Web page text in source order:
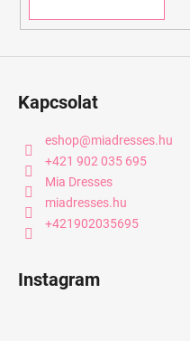
Kapcsolat
eshop@miadresses.hu
+421 902 035 695
Mia Dresses
miadresses.hu
+421902035695
Instagram